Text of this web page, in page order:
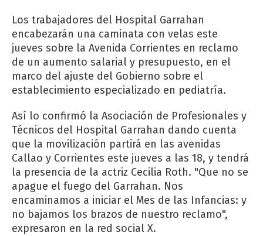
Los trabajadores del Hospital Garrahan
encabezarán una caminata con velas este
jueves sobre la Avenida Corrientes en reclamo
de un aumento salarial y presupuesto, en el
marco del ajuste del Gobierno sobre el
establecimiento especializado en pediatría.
Así lo confirmó la Asociación de Profesionales y
Técnicos del Hospital Garrahan dando cuenta
que la movilización partirá en las avenidas
Callao y Corrientes este jueves a las 18, y tendrá
la presencia de la actriz Cecilia Roth. "Que no se
apague el fuego del Garrahan. Nos
encaminamos a iniciar el Mes de las Infancias: y
no bajamos los brazos de nuestro reclamo",
expresaron en la red social X.